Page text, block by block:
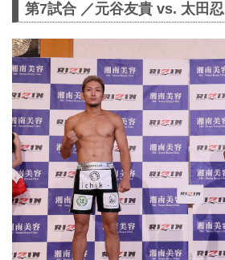
第7試合 ／元谷友貴 vs. 太田忍